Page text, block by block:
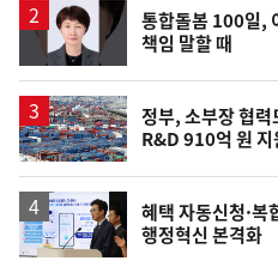
통합돌봄 100일,
책임 말할 때
정부, 소부장 협
R&D 910억 원 지
혜택 자동신청·
행정혁신 본격화